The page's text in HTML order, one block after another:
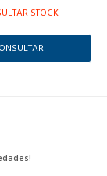
STOCK